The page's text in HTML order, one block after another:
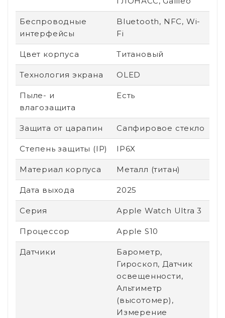
Беспроводные
интерфейсы
Bluetooth, NFC, Wi-
Fi
Цвет корпуса Титановый
Технология экрана OLED
Пыле- и
влагозащита
Есть
Защита от царапин Сапфировое стекло
Степень защиты (IP) IP6X
Материал корпуса Металл (титан)
Дата выхода 2025
Серия Apple Watch Ultra 3
Процессор Apple S10
Датчики
Барометр,
Гироскоп, Датчик
освещенности,
Альтиметр
(высотомер),
Измерение